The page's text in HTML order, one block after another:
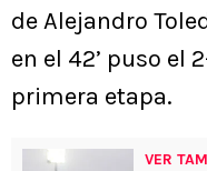
de Alejandro
en el 42’ puso el
primera etapa.
VER